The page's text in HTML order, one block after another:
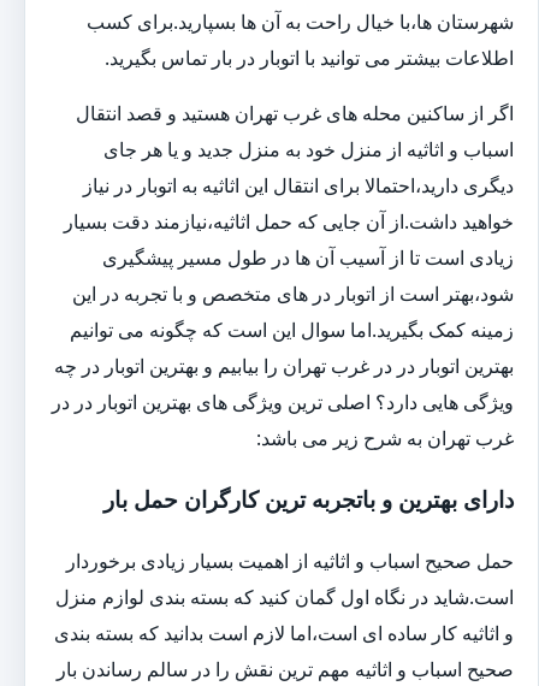
شهرستان ها،با خیال راحت به آن ها بسپارید.برای کسب
اطلاعات بیشتر می توانید با اتوبار در بار تماس بگیرید.
اگر از ساکنین محله های غرب تهران هستید و قصد انتقال
اسباب و اثاثیه از منزل خود به منزل جدید و یا هر جای
دیگری دارید،احتمالا برای انتقال این اثاثیه به اتوبار در نیاز
خواهید داشت.از آن جایی که حمل اثاثیه،نیازمند دقت بسیار
زیادی است تا از آسیب آن ها در طول مسیر پیشگیری
شود،بهتر است از اتوبار در های متخصص و با تجربه در این
زمینه کمک بگیرید.اما سوال این است که چگونه می توانیم
بهترین اتوبار در در غرب تهران را بیابیم و بهترین اتوبار در چه
ویژگی هایی دارد؟ اصلی ترین ویژگی های بهترین اتوبار در در
غرب تهران به شرح زیر می باشد:
دارای بهترین و باتجربه ترین کارگران حمل بار
حمل صحیح اسباب و اثاثیه از اهمیت بسیار زیادی برخوردار
است.شاید در نگاه اول گمان کنید که بسته بندی لوازم منزل
و اثاثیه کار ساده ای است،اما لازم است بدانید که بسته بندی
صحیح اسباب و اثاثیه مهم ترین نقش را در سالم رساندن بار